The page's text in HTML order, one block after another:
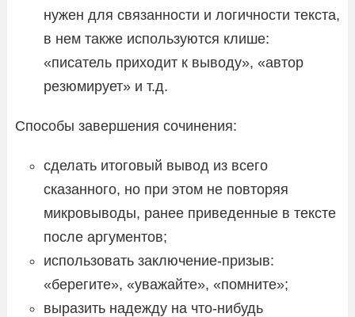
нужен для связанности и логичности текста,
в нем также используются клише:
«писатель приходит к выводу», «автор
резюмирует» и т.д.
Способы завершения сочинения:
сделать итоговый вывод из всего
сказанного, но при этом не повторяя
микровыводы, ранее приведенные в тексте
после аргументов;
использовать заключение-призыв:
«берегите», «уважайте», «помните»;
выразить надежду на что-нибудь